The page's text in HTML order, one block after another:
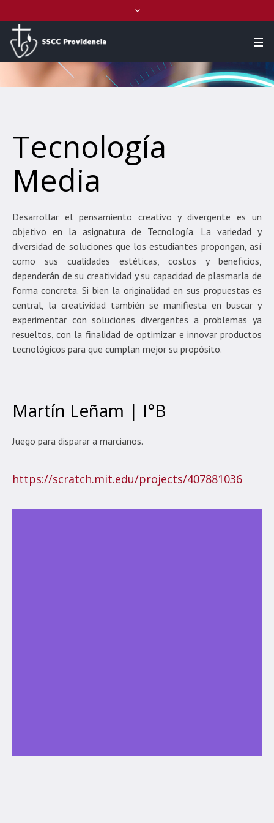
Tecnología
Media
Desarrollar el pensamiento creativo y divergente es un
objetivo en la asignatura de Tecnología. La variedad y
diversidad de soluciones que los estudiantes propongan, así
como sus cualidades estéticas, costos y beneficios,
dependerán de su creatividad y su capacidad de plasmarla de
forma concreta. Si bien la originalidad en sus propuestas es
central, la creatividad también se manifiesta en buscar y
experimentar con soluciones divergentes a problemas ya
resueltos, con la finalidad de optimizar e innovar productos
tecnológicos para que cumplan mejor su propósito.
Martín Leñam | I°B
Juego para disparar a marcianos.
https://scratch.mit.edu/projects/407881036